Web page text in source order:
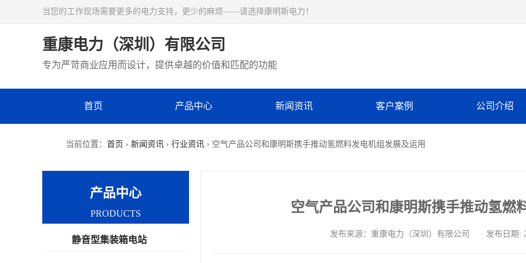
当您的工作现场需要更多的电力支持，更少的麻烦——请选择康明斯电力！
重康电力（深圳）有限公司
专为严苛商业应用而设计，提供卓越的价值和匹配的功能
首页 产品中心 新闻资讯 客户案例 公司介绍
当前位置： 首页 › 新闻资讯 › 行业资讯 › 空气产品公司和康明斯携手推动氢燃料发电机组发展及运用
空气产品公司和康明斯携手推动氢燃
发布来源：重康电力（深圳）有限公司 发布日期
产品中心
PRODUCTS
静音型集装箱电站